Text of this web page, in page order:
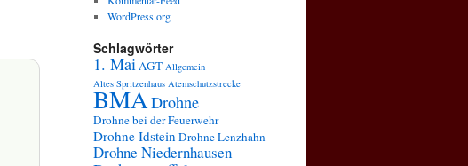
WordPress.org
Schlagwörter
1. MaiAGT Allgemein
Altes Spritzenhaus Atemschutzstrecke
BMADrohne
Drohne bei der Feuerwehr
Drohne IdsteinDrohne Lenzhahn
Drohne Niedernhausen